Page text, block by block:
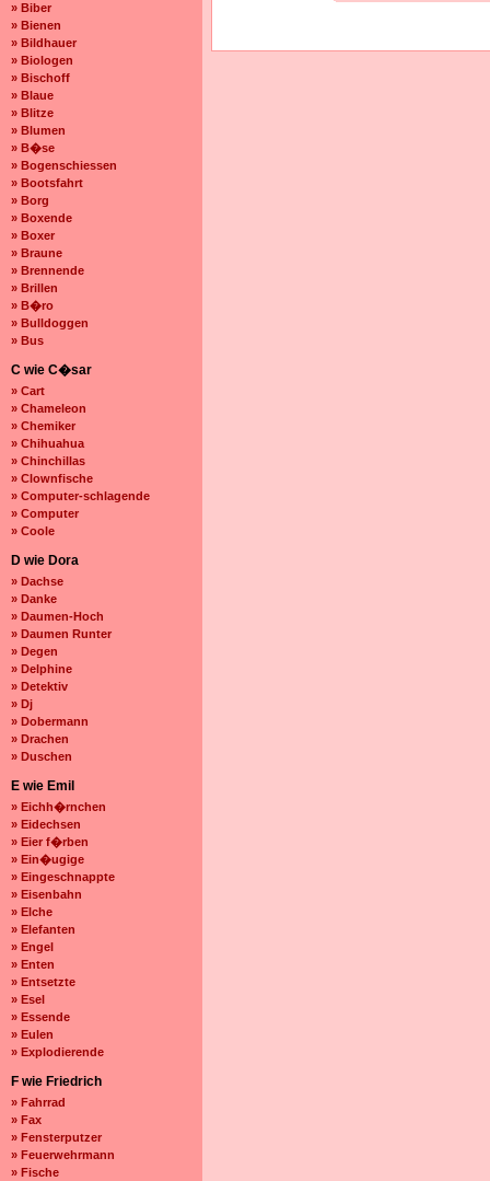
» Biber
» Bienen
» Bildhauer
» Biologen
» Bischoff
» Blaue
» Blitze
» Blumen
» B�se
» Bogenschiessen
» Bootsfahrt
» Borg
» Boxende
» Boxer
» Braune
» Brennende
» Brillen
» B�ro
» Bulldoggen
» Bus
C wie C�sar
» Cart
» Chameleon
» Chemiker
» Chihuahua
» Chinchillas
» Clownfische
» Computer-schlagende
» Computer
» Coole
D wie Dora
» Dachse
» Danke
» Daumen-Hoch
» Daumen Runter
» Degen
» Delphine
» Detektiv
» Dj
» Dobermann
» Drachen
» Duschen
E wie Emil
» Eichh�rnchen
» Eidechsen
» Eier f�rben
» Ein�ugige
» Eingeschnappte
» Eisenbahn
» Elche
» Elefanten
» Engel
» Enten
» Entsetzte
» Esel
» Essende
» Eulen
» Explodierende
F wie Friedrich
» Fahrrad
» Fax
» Fensterputzer
» Feuerwehrmann
» Fische